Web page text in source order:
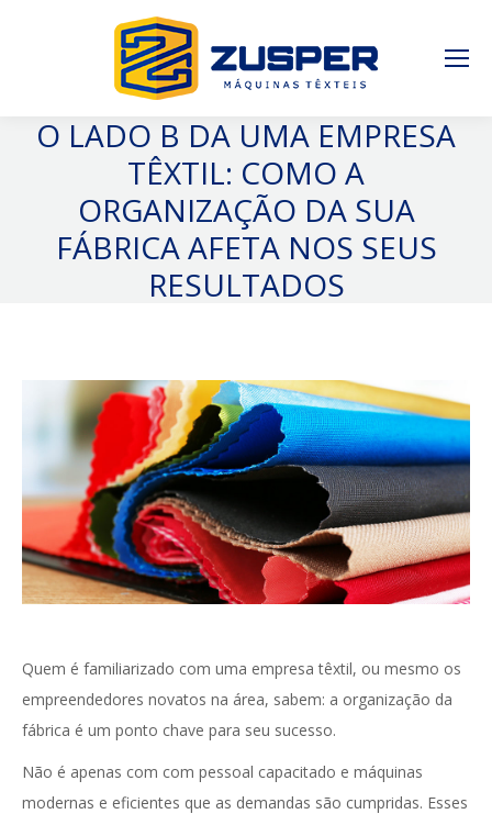
O LADO B DA UMA EMPRESA
TÊXTIL: COMO A
ORGANIZAÇÃO DA SUA
FÁBRICA AFETA NOS SEUS
RESULTADOS
Quem é familiarizado com uma empresa têxtil, ou mesmo os
empreendedores novatos na área, sabem: a organização da
fábrica é um ponto chave para seu sucesso.
Não é apenas com com pessoal capacitado e máquinas
modernas e eficientes que as demandas são cumpridas. Esses